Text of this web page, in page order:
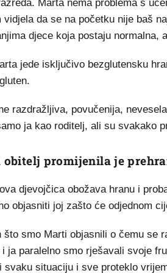
Marta nema problema s
vidjela da se na početku nije baš
djece koja postaju normalna,
jede isključivo bezglutensku
razdražljiva, povučenija,
ja kao roditelj, ali su svakako
obitelj promijenila je
djevojčica obožava hranu i
objasniti joj zašto će odjednom
što smo Marti objasnili o čemu se
i ja paralelno smo rješavali svoje
svaku situaciju i sve proteklo